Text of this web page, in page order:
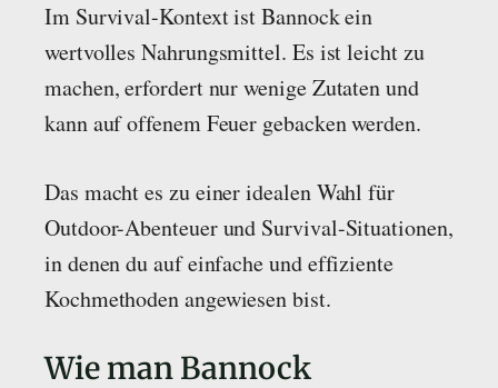
Im Survival-Kontext ist Bannock ein
wertvolles Nahrungsmittel. Es ist leicht zu
machen, erfordert nur wenige Zutaten und
kann auf offenem Feuer gebacken werden.
Das macht es zu einer idealen Wahl für
Outdoor-Abenteuer und Survival-Situationen,
in denen du auf einfache und effiziente
Kochmethoden angewiesen bist.
Wie man Bannock